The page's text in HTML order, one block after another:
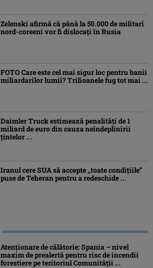
Zelenski afirmă că până la 50.000 de militari
nord-coreeni vor fi dislocaţi în Rusia
FOTO Care este cel mai sigur loc pentru banii
miliardarilor lumii? Trilioanele fug tot mai ...
Daimler Truck estimează penalități de 1
miliard de euro din cauza neîndeplinirii
țintelor ...
Iranul cere SUA să accepte „toate condiţiile”
puse de Teheran pentru a redeschide ...
Atenţionare de călătorie: Spania – nivel
maxim de prealertă pentru risc de incendii
forestiere pe teritoriul Comunităţii ...